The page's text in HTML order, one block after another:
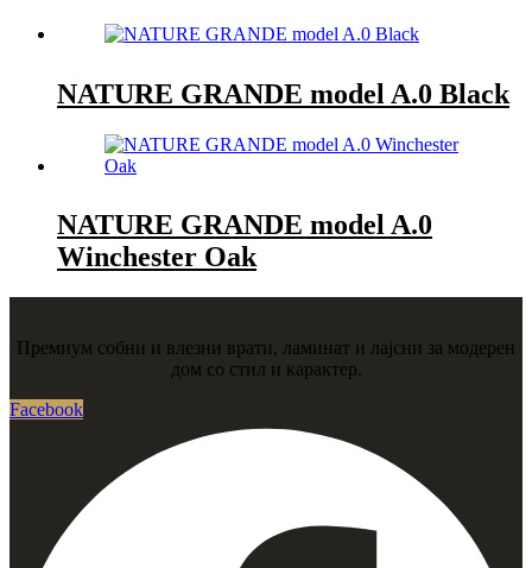
NATURE GRANDE model A.0 Black
NATURE GRANDE model A.0
Winchester Oak
Премиум собни и влезни врати, ламинат и лајсни за модерен
дом со стил и карактер.
Facebook